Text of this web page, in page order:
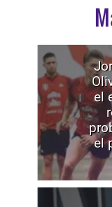
el
el